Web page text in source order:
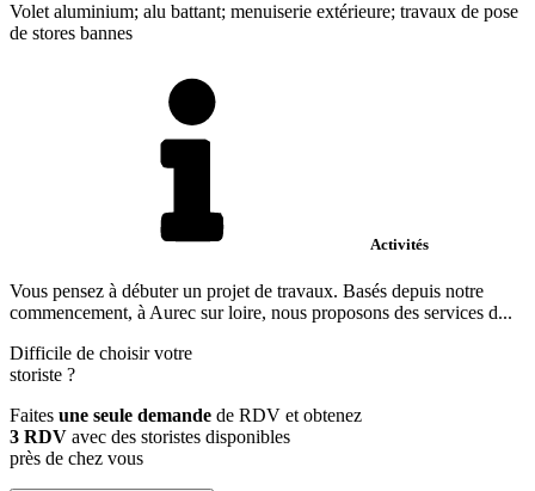
Volet aluminium; alu battant; menuiserie extérieure; travaux de pose
de stores bannes
Activités
Vous pensez à débuter un projet de travaux. Basés depuis notre
commencement, à Aurec sur loire, nous proposons des services d...
Difficile de choisir votre
storiste ?
Faites une seule demande de RDV et obtenez
3 RDV avec des storistes disponibles
près de chez vous